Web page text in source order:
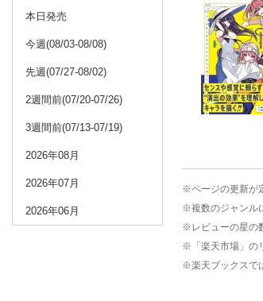
本日発売
今週(08/03-08/08)
先週(07/27-08/02)
2週間前(07/20-07/26)
3週間前(07/13-07/19)
2026年08月
2026年07月
2026年06月
※ページの更新が
※複数のジャンル
※レビューの星の
※「楽天市場」の
※楽天ブックスで